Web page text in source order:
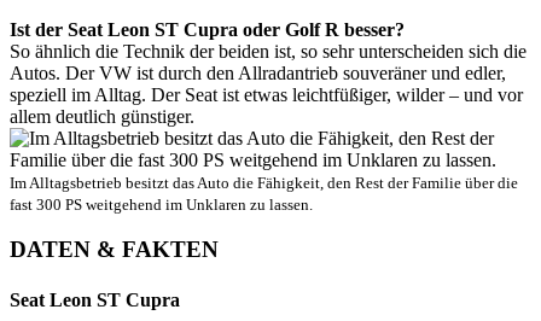
Ist der Seat Leon ST Cupra oder Golf R besser?
So ähnlich die Technik der beiden ist, so sehr unterscheiden sich die
Autos. Der VW ist durch den Allradantrieb souveräner und edler,
speziell im Alltag. Der Seat ist etwas leichtfüßiger, wilder – und vor
allem deutlich günstiger.
Im Alltagsbetrieb besitzt das Auto die Fähigkeit, den Rest der Familie über die
fast 300 PS weitgehend im Unklaren zu lassen.
DATEN & FAKTEN
Seat Leon ST Cupra